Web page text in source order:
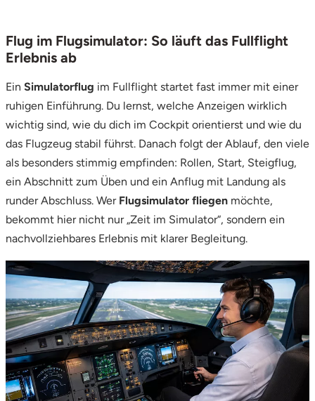
Flug im Flugsimulator: So läuft das Fullflight
Erlebnis ab
Ein Simulatorflug im Fullflight startet fast immer mit einer
ruhigen Einführung. Du lernst, welche Anzeigen wirklich
wichtig sind, wie du dich im Cockpit orientierst und wie du
das Flugzeug stabil führst. Danach folgt der Ablauf, den viele
als besonders stimmig empfinden: Rollen, Start, Steigflug,
ein Abschnitt zum Üben und ein Anflug mit Landung als
runder Abschluss. Wer Flugsimulator fliegen möchte,
bekommt hier nicht nur „Zeit im Simulator“, sondern ein
nachvollziehbares Erlebnis mit klarer Begleitung.
Seligenstadt
Speyer
Stade
Steinburg
Stendal
Stormarn
Straubing
Stuttgart
Sulz am Neckar